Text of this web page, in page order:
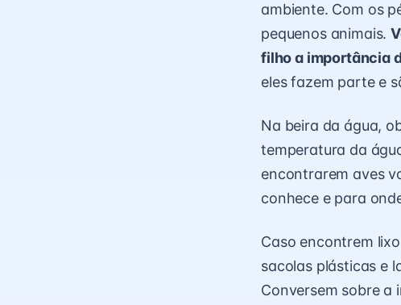
ambiente. Com os
pequenos animais.
filho a importância
eles fazem parte e
Na beira da água,
temperatura da
encontrarem aves
conhece e para
Caso encontrem
sacolas plásticas e
Conversem sobre a